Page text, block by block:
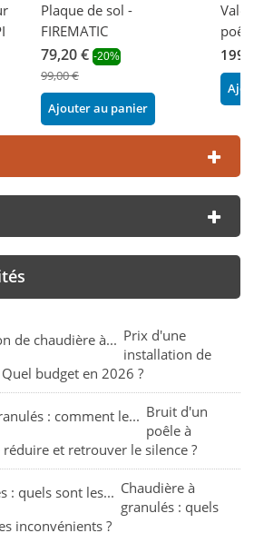
Plaque de sol -
FIREMATIC
79,20 € -20%
99,00 €
Ajouter au panier
Prix d'une
installation de
budget en 2026 ?
Bruit d'un
poêle à
et retrouver le silence ?
Chaudière à
granulés : quels
inconvénients ?